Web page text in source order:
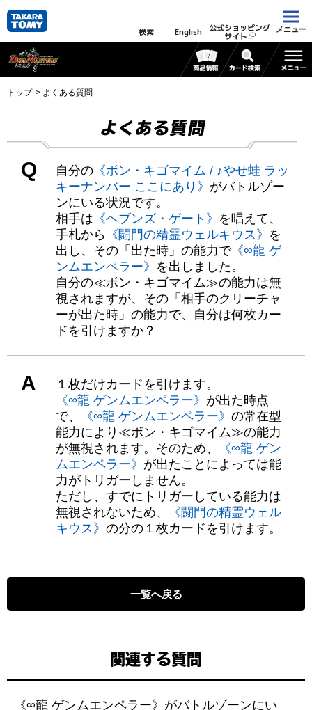
検索 English 公式ショッピング
サイト
メニュー
トップ よくある質問
よくある質問
Q 自分の 《ボン・キゴマイム / ♪やせ蛙 ラッ
キーナンバー ここにあり》 がバトルゾー
ンにいる状況です。
相手は 《ヘブンズ・ゲート》 を唱えて、
手札から 《闘門の精霊ウェルキウス》 を
出し、その「出た時」の能力で《∞龍 ゲ
ンムエンペラー》 を出しました。
自分の≪ボン・キゴマイム≫の能力は無
視されますが、その「相手のクリーチャ
ーが出た時」の能力で、自分は何枚カー
ドを引けますか？
A
１枚だけカードを引けます。
《∞龍 ゲンムエンペラー》 が出た時点
で、
《∞龍 ゲンムエンペラー》 の常在型
能力により≪ボン・キゴマイム≫の能力
が無視されます。そのため、
《∞龍 ゲン
ムエンペラー》 が出たことによっては能
力がトリガーしません。
ただし、すでにトリガーしている能力は
無視されないため、
《闘門の精霊ウェル
キウス》 の分の１枚カードを引けます。
一覧へ戻る
関連する質問
《∞龍 ゲンムエンペラー》がバトルゾーンにい